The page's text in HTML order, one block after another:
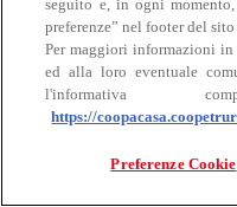
Bovino
seguito e, in ogni
preferenze” nel footer del
Per maggiori informazioni
ed alla loro eventuale
l'informativa
https://
Preferenze Cookie